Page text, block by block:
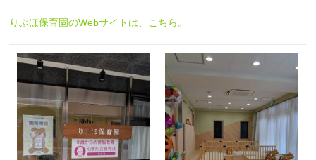
りぶほ保育園のWebサイトは、こちら。